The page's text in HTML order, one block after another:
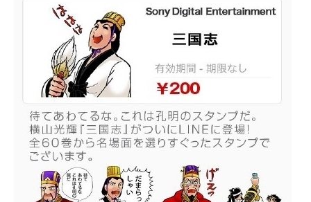
ビジネスと働き方のヒント
AI活用のいまが分かる
企業ITのトレンドを詳説
マーケ×ITの今がよく分かる
ITエンジニア向け専門サイト
企業向けIT製品の総合サイト